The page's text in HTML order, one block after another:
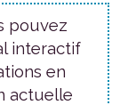
pouvez
interactif
en
actuelle